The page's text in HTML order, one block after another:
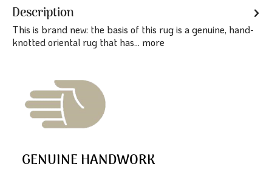
Description
This is brand new: the basis of this rug is a genuine, hand-
knotted oriental rug that has... more
GENUINE HANDWORK